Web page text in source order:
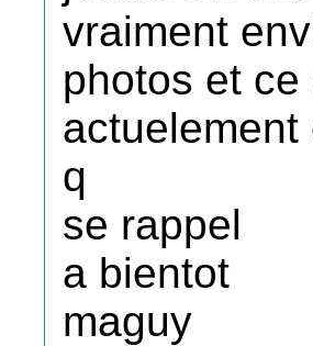
vraiment
photos et
q
se rappel
a bientot
maguy